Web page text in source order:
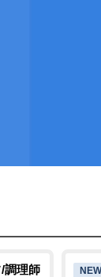
/調理師
NEW